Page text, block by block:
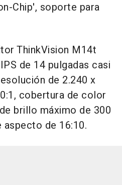
Chip', soporte para
ThinkVision M14t
de 14 pulgadas casi
de 2.240 x
cobertura de color
brillo máximo de 300
aspecto de 16:10.